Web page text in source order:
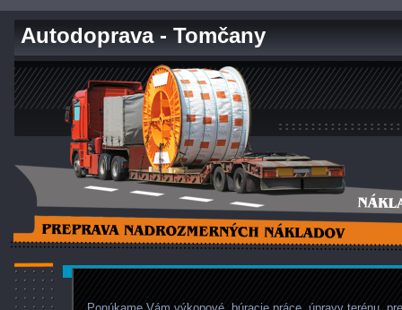
Autodoprava - Tomčany